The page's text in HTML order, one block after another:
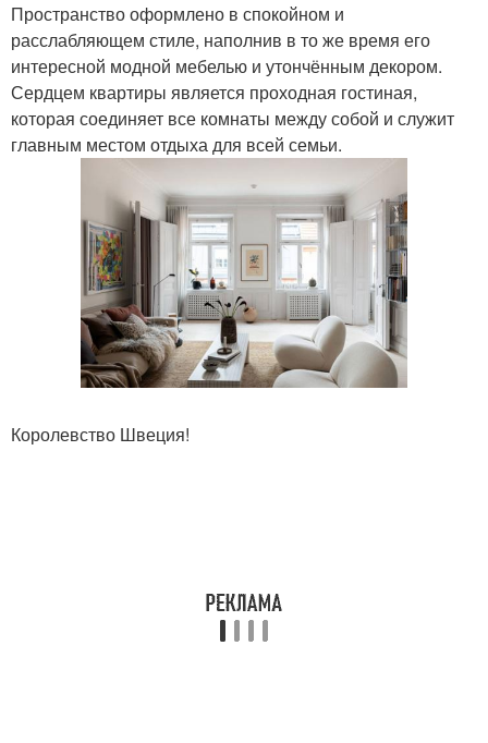
Пространство оформлено в спокойном и
расслабляющем стиле, наполнив в то же время его
интересной модной мебелью и утончённым декором.
Сердцем квартиры является проходная гостиная,
которая соединяет все комнаты между собой и служит
главным местом отдыха для всей семьи.
Королевство Швеция!